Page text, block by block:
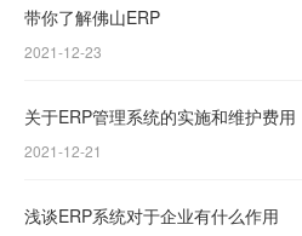
带你了解佛山ERP
2021-12-23
关于ERP管理系统的实施和维护费用
2021-12-21
浅谈ERP系统对于企业有什么作用
4155